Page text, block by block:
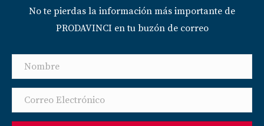
No te pierdas la información más importante de
PRODAVINCI en tu buzón de correo